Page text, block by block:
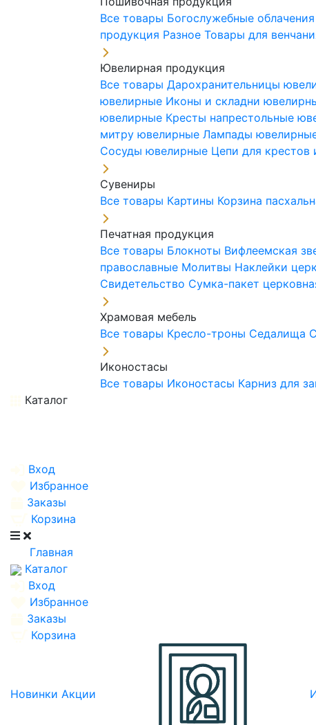
Все товары Богослужебные облачения
продукция РазноеТовары для
Ювелирная продукция
Все товарыДарохранительницы
ювелирные Иконы и складни
ювелирные Кресты напрестольные
митру ювелирныеЛампады
Сосуды ювелирные Цепи для крестов
Сувениры
Все товары Картины Корзина
Печатная продукция
Все товары Блокноты Вифлеемская
православные Молитвы Наклейки
Свидетельство Сумка-пакет
Храмовая мебель
Все товары Кресло-троны Седалища
Иконостасы
Все товары Иконостасы Карниз для
Каталог
Вход
Избранное
Заказы
Корзина
Главная
Каталог
Вход
Избранное
Заказы
Корзина
Новинки Акции